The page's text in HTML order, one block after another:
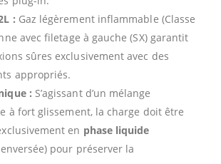
: Gaz légèrement inflammable (Classe
avec filetage à gauche (SX) garantit
sûres exclusivement avec des
appropriés.
: S’agissant d’un mélange
à fort glissement, la charge doit être
en phase liquide
pour préserver la